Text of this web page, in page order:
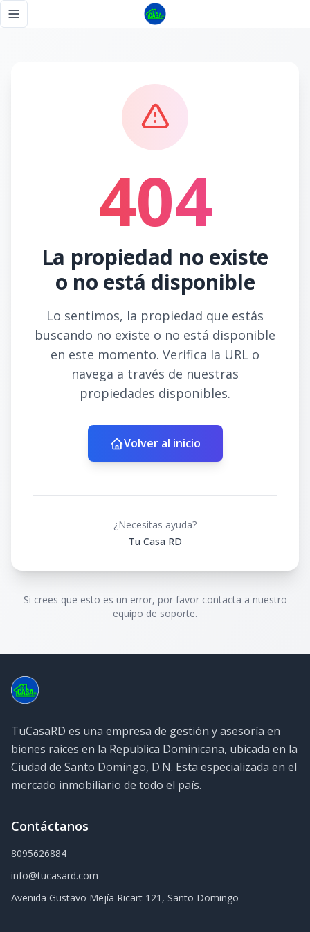
Toggle navigation menu
404
La propiedad no existe
o no está disponible
Lo sentimos, la propiedad que estás
buscando no existe o no está disponible
en este momento. Verifica la URL o
navega a través de nuestras
propiedades disponibles.
Volver al inicio
¿Necesitas ayuda?
Tu Casa RD
Si crees que esto es un error, por favor contacta a nuestro
equipo de soporte.
TuCasaRD es una empresa de gestión y asesoría en
bienes raíces en la Republica Dominicana, ubicada en la
Ciudad de Santo Domingo, D.N. Esta especializada en el
mercado inmobiliario de todo el país.
Contáctanos
8095626884
info@tucasard.com
Avenida Gustavo Mejía Ricart 121, Santo Domingo
Página no encontrada - Tu Casa RD